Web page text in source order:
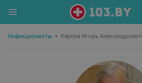
Инфекционисты • Карпов Игорь Александрович